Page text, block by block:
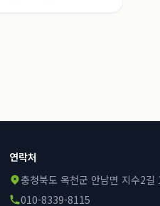
연락처
충청북도 옥천군 안남면 지수2길
010-8339-8115